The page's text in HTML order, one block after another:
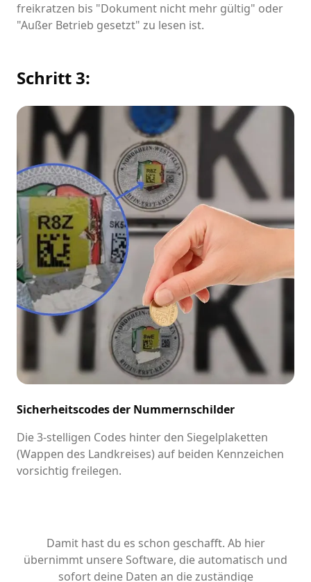
freikratzen bis "Dokument nicht mehr gültig" oder
"Außer Betrieb gesetzt" zu lesen ist.
Schritt 3:
Sicherheitscodes der Nummernschilder
Die 3-stelligen Codes hinter den Siegelplaketten
(Wappen des Landkreises) auf beiden Kennzeichen
vorsichtig freilegen.
Damit hast du es schon geschafft. Ab hier
übernimmt unsere Software, die automatisch und
sofort deine Daten an die zuständige